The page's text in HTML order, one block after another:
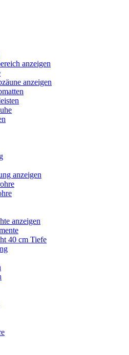
anzeigen
anzeigen
anzeigen
anzeigen
40 cm Tiefe